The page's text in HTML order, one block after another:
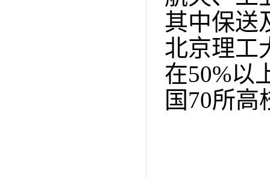
其中保送
北京理工
在50%以
国70所高